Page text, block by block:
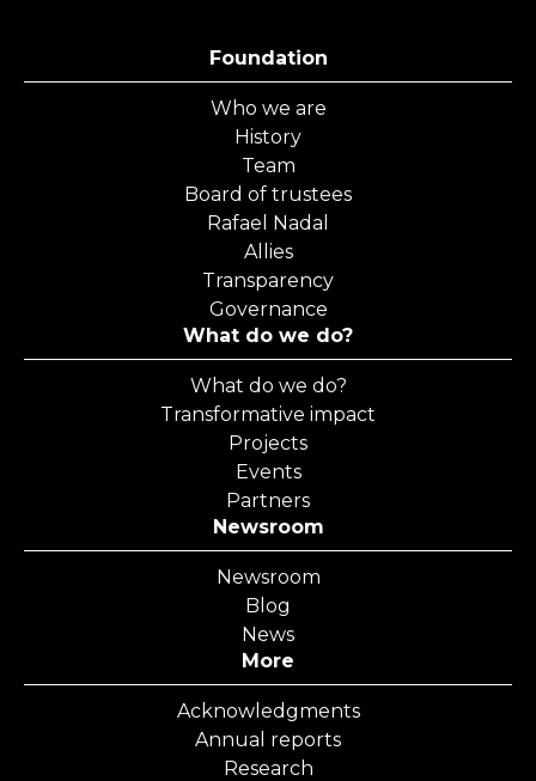
Foundation
Who we are
History
Team
Board of trustees
Rafael Nadal
Allies
Transparency
Governance
What do we do?
What do we do?
Transformative impact
Projects
Events
Partners
Newsroom
Newsroom
Blog
News
More
Acknowledgments
Annual reports
Research